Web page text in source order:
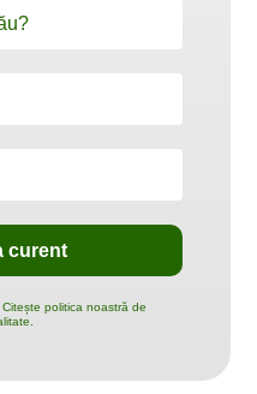
politica noastră de